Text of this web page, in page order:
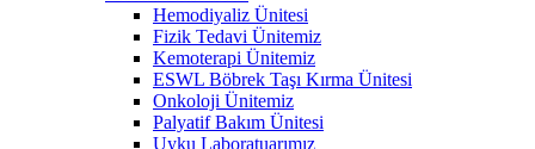
Hemodiyaliz Ünitesi
Fizik Tedavi Ünitemiz
Kemoterapi Ünitemiz
ESWL Böbrek Taşı Kırma Ünitesi
Onkoloji Ünitemiz
Palyatif Bakım Ünitesi
Uyku Laboratuarımız